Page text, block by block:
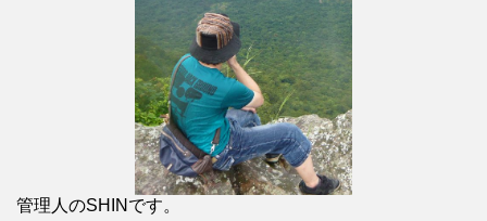
管理人のSHINです。